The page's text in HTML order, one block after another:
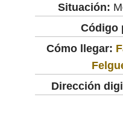
Situación:
Código
Cómo llegar:
Dirección